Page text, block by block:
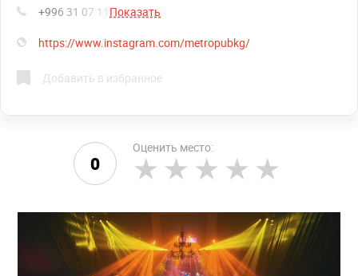
+996 31 07 11 Показать
https://www.instagram.com/metropubkg/
Добавить в избранное
0
Оценить место: